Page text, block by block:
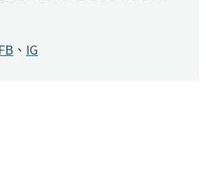
FB 、 IG